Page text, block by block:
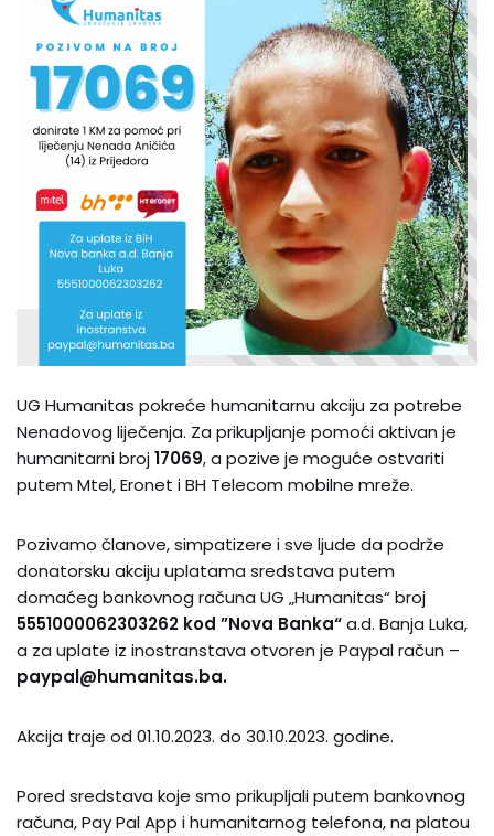
UG Humanitas pokreće humanitarnu akciju za potrebe
Nenadovog liječenja. Za prikupljanje pomoći aktivan je
humanitarni broj17069, a pozive je moguće ostvariti
putem Mtel, Eronet i BH Telecom mobilne mreže.
Pozivamo članove, simpatizere i sve ljude da podrže
donatorsku akciju uplatama sredstava putem
domaćeg bankovnog računa UG „Humanitas“ broj
5551000062303262 kod ”Nova Banka“a.d. Banja Luka,
a za uplate iz inostranstava otvoren je Paypal račun –
paypal@humanitas.ba.
Akcija traje od 01.10.2023. do 30.10.2023. godine.
Pored sredstava koje smo prikupljali putem bankovnog
računa, Pay Pal App i humanitarnog telefona, na platou